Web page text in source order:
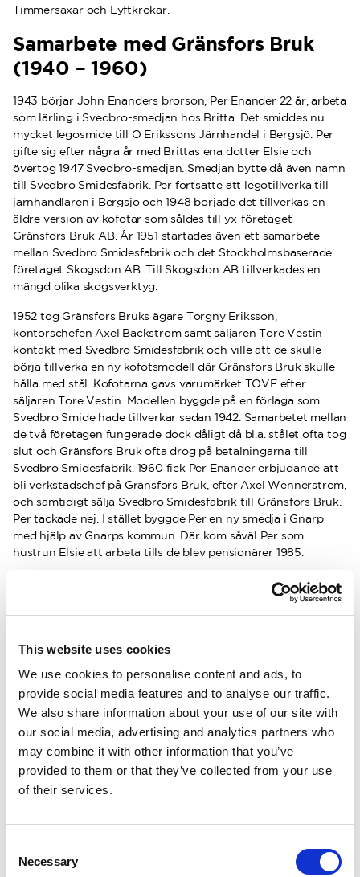
This website uses cookies
We use cookies to personalise content and ads, to
provide social media features and to analyse our traffic.
We also share information about your use of our site with
our social media, advertising and analytics partners who
may combine it with other information that you’ve
provided to them or that they’ve collected from your use
of their services.
Selection
Necessary
Timmersaxar och Lyftkrokar.
Samarbete med Gränsfors Bruk
(1940 – 1960)
1943 börjar John Enanders brorson, Per Enander 22 år, arbeta
som lärling i Svedbro-smedjan hos Britta. Det smiddes nu
mycket legosmide till O Erikssons Järnhandel i Bergsjö. Per
gifte sig efter några år med Brittas ena dotter Elsie och
övertog 1947 Svedbro-smedjan. Smedjan bytte då även namn
till Svedbro Smidesfabrik. Per fortsatte att legotillverka till
järnhandlaren i Bergsjö och 1948 började det tillverkas en
äldre version av kofotar som såldes till yx-företaget
Gränsfors Bruk AB. År 1951 startades även ett samarbete
mellan Svedbro Smidesfabrik och det Stockholmsbaserade
företaget Skogsdon AB. Till Skogsdon AB tillverkades en
mängd olika skogsverktyg.
1952 tog Gränsfors Bruks ägare Torgny Eriksson,
kontorschefen Axel Bäckström samt säljaren Tore Vestin
kontakt med Svedbro Smidesfabrik och ville att de skulle
börja tillverka en ny kofotsmodell där Gränsfors Bruk skulle
hålla med stål. Kofotarna gavs varumärket TOVE efter
säljaren Tore Vestin. Modellen byggde på en förlaga som
Svedbro Smide hade tillverkar sedan 1942. Samarbetet mellan
de två företagen fungerade dock dåligt då bl.a. stålet ofta tog
slut och Gränsfors Bruk ofta drog på betalningarna till
Svedbro Smidesfabrik. 1960 fick Per Enander erbjudande att
bli verkstadschef på Gränsfors Bruk, efter Axel Wennerström,
och samtidigt sälja Svedbro Smidesfabrik till Gränsfors Bruk.
Per tackade nej. I stället byggde Per en ny smedja i Gnarp
med hjälp av Gnarps kommun. Där kom såväl Per som
hustrun Elsie att arbeta tills de blev pensionärer 1985.
Svenska staten köper och säljer
(1960 – 1985)
Under 60-talet tillverkades det inte bara kofotar och
skogsmaskiner. 1961 blev Skogsdon AB, ett företag vars
affärsidé var att ”utveckla och sälja allt som en skogsarbetare
behövde”, minoritetsdelägare i Svedbro Smidesfabrik. 1971
köptes Skogsdon av statliga Domänverket (nuvarande
Sveaskog) och Svedbro Smidesfabrik fick då svenska staten
som delägare. År 1978 köpte Skogsdon samtliga aktier i
Svedbro Smidesfabrik som samtidigt bytte namn till Svedbro
Smide AB. Samma år köpte och fusionerade Skogsdon med
och lager i Säter. I samband med detta flyttade Skogsdon
talet legat i anslutning till Svedbro, till det för skogssverige